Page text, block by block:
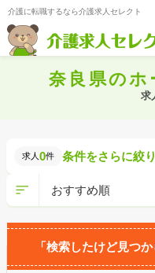
介護に転職するなら介護求人セレクト
奈良県のホ
求
求人 0件 条件をさらに絞
「検索したけど見つ